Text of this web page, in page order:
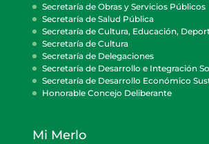
Secretaría de Obras y Servicios Públicos
Secretaría de Salud Pública
Secretaría de Cultura, Educación,
Secretaría de Cultura
Secretaría de Delegaciones
Secretaría de Desarrollo e Integración
Secretaría de Desarrollo Económico
Honorable Concejo Deliberante
Mi Merlo